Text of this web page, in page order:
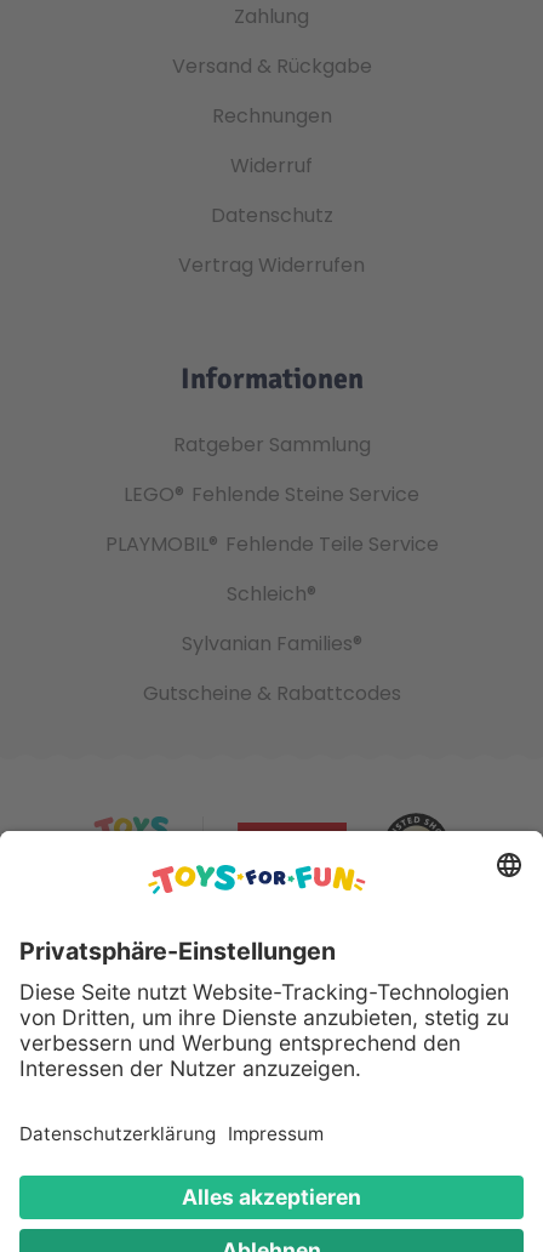
Zahlung
Versand & Rückgabe
Rechnungen
Widerruf
Datenschutz
Vertrag Widerrufen
Informationen
Ratgeber Sammlung
LEGO® Fehlende Steine Service
PLAYMOBIL® Fehlende Teile Service
Schleich®
Sylvanian Families®
Gutscheine & Rabattcodes
Sicher bezahlen mit:
Alle genannten Produkte und Logos sind eingetragene
Warenzeichen der jeweiligen Hersteller.
Copyright © 2008 - 2026 Toys for Fun GmbH - Alle
Rechte vorbehalten